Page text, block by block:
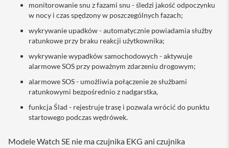
t
e
y
a
d
w
a
k
i
a
monitorowanie snu z fazami snu - śledzi jakość odpoczynku
w nocy i czas spędzony w poszczególnych fazach;
wykrywanie upadków - automatycznie powiadamia służby
ratunkowe przy braku reakcji użytkownika;
wykrywanie wypadków samochodowych - aktywuje
alarmowe SOS przy poważnym zdarzeniu drogowym;
alarmowe SOS - umożliwia połączenie ze służbami
ratunkowymi bezpośrednio z nadgarstka,
funkcja Ślad - rejestruje trasę i pozwala wrócić do punktu
startowego podczas wędrówek.
Modele Watch SE nie ma czujnika EKG ani czujnika